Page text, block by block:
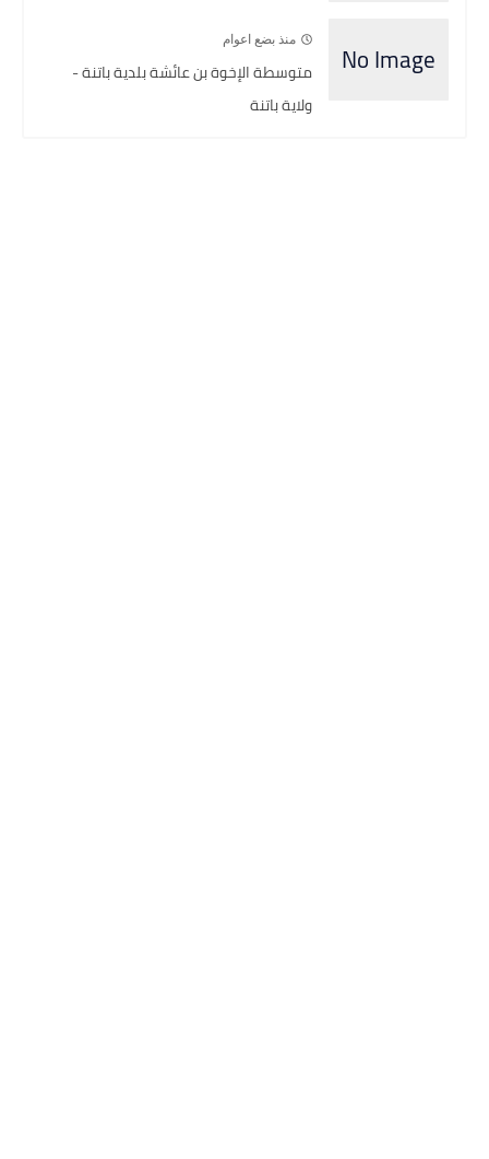
منذ بضع اعوام
متوسطة الإخوة بن عائشة بلدية باتنة -
ولاية باتنة